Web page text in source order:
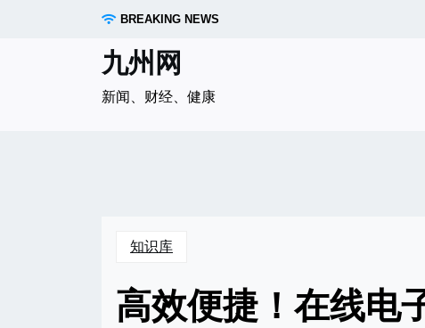
BREAKING NEWS
九州网
新闻、财经、健康
知识库
高效便捷！在线电